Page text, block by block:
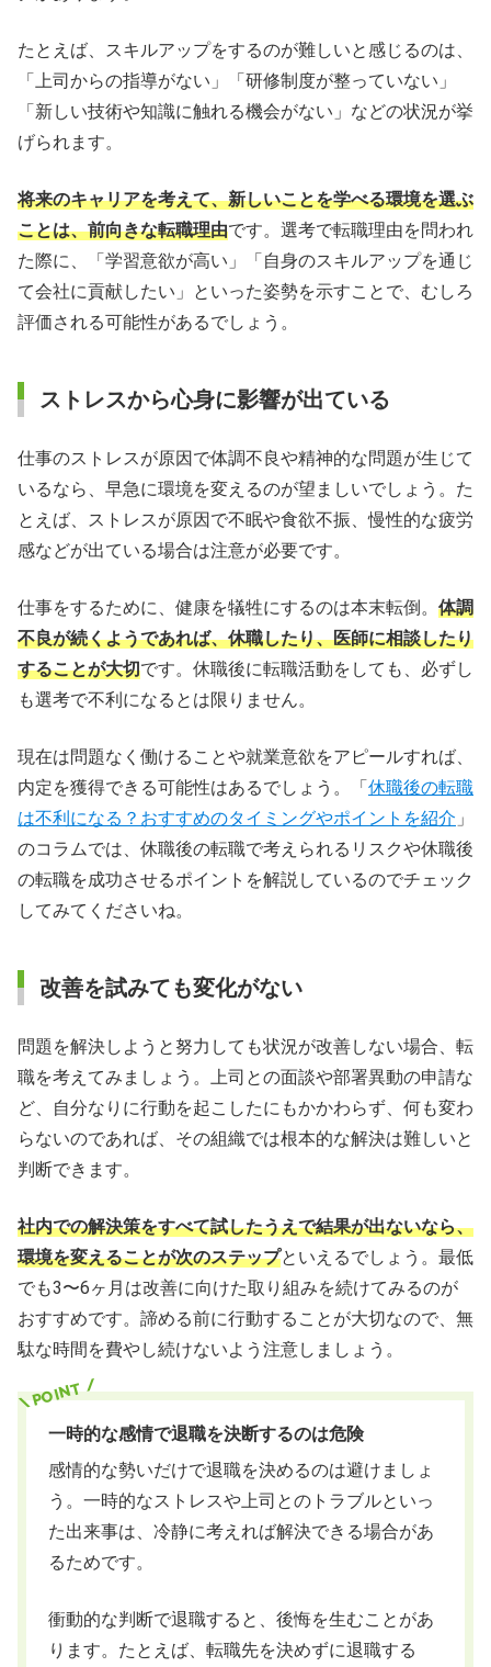
たとえば、スキルアップをするのが難しいと感じるのは、
「上司からの指導がない」「研修制度が整っていない」
「新しい技術や知識に触れる機会がない」などの状況が挙
げられます。
将来のキャリアを考えて、新しいことを学べる環境を選ぶ
ことは、前向きな転職理由です。選考で転職理由を問われ
た際に、「学習意欲が高い」「自身のスキルアップを通じ
て会社に貢献したい」といった姿勢を示すことで、むしろ
評価される可能性があるでしょう。
ストレスから心身に影響が出ている
仕事のストレスが原因で体調不良や精神的な問題が生じて
いるなら、早急に環境を変えるのが望ましいでしょう。た
とえば、ストレスが原因で不眠や食欲不振、慢性的な疲労
感などが出ている場合は注意が必要です。
仕事をするために、健康を犠牲にするのは本末転倒。 体調
不良が続くようであれば、休職したり、医師に相談したり
することが大切です。休職後に転職活動をしても、必ずし
も選考で不利になるとは限りません。
現在は問題なく働けることや就業意欲をアピールすれば、
内定を獲得できる可能性はあるでしょう。「 休職後の転職
は不利になる？おすすめのタイミングやポイントを紹介 」
のコラムでは、休職後の転職で考えられるリスクや休職後
の転職を成功させるポイントを解説しているのでチェック
してみてくださいね。
改善を試みても変化がない
問題を解決しようと努力しても状況が改善しない場合、転
職を考えてみましょう。上司との面談や部署異動の申請な
ど、自分なりに行動を起こしたにもかかわらず、何も変わ
らないのであれば、その組織では根本的な解決は難しいと
判断できます。
社内での解決策をすべて試したうえで結果が出ないなら、
環境を変えることが次のステップといえるでしょう。最低
でも3〜6ヶ月は改善に向けた取り組みを続けてみるのが
おすすめです。諦める前に行動することが大切なので、無
駄な時間を費やし続けないよう注意しましょう。
一時的な感情で退職を決断するのは危険
感情的な勢いだけで退職を決めるのは避けましょ
う。一時的なストレスや上司とのトラブルといっ
た出来事は、冷静に考えれば解決できる場合があ
るためです。
衝動的な判断で退職すると、後悔を生むことがあ
ります。たとえば、転職先を決めずに退職する